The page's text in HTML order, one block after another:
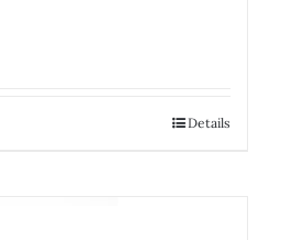
Details